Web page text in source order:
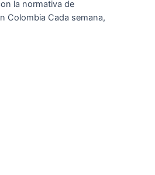
la normativa de
Colombia Cada semana,